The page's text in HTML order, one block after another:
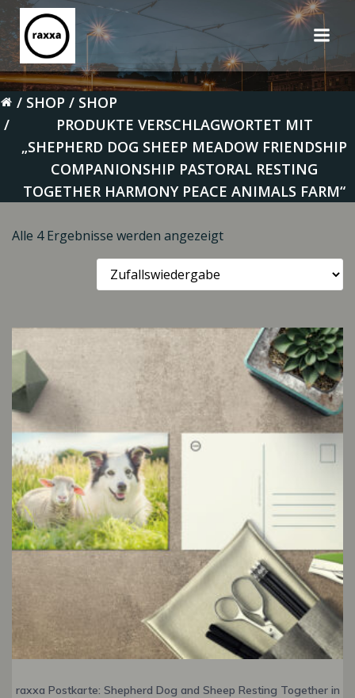
Inhalt
SHOP
SHOP
PRODUKTE VERSCHLAGWORTET MIT
„SHEPHERD DOG SHEEP MEADOW FRIENDSHIP
COMPANIONSHIP PASTORAL RESTING
TOGETHER HARMONY PEACE ANIMALS FARM“
Alle 4 Ergebnisse werden angezeigt
raxxa Postkarte: Shepherd Dog and Sheep Resting Together in